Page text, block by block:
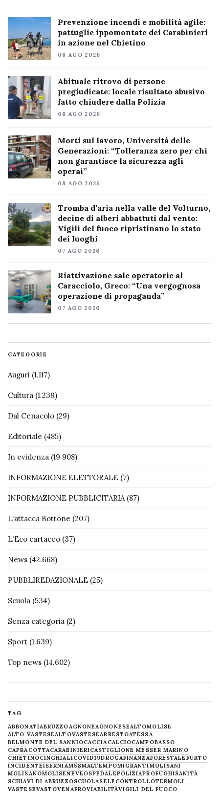
Prevenzione incendi e mobilità agile:
pattuglie ippomontate dei Carabinieri
in azione nel Chietino
08 AGO 2026
Abituale ritrovo di persone
pregiudicate: locale risultato abusivo
fatto chiudere dalla Polizia
08 AGO 2026
Morti sul lavoro, Università delle
Generazioni: “Tolleranza zero per chi
non garantisce la sicurezza agli
operai”
08 AGO 2026
Tromba d’aria nella valle del Volturno,
decine di alberi abbattuti dal vento:
Vigili del fuoco ripristinano lo stato
dei luoghi
07 AGO 2026
Riattivazione sale operatorie al
Caracciolo, Greco: “Una vergognosa
operazione di propaganda”
07 AGO 2026
CATEGORIE
Auguri (1.117)
Cultura (1.239)
Dal Cenacolo (29)
Editoriale (485)
In evidenza (19.908)
INFORMAZIONE ELETTORALE (7)
INFORMAZIONE PUBBLICITARIA(87)
L'attacca Bottone (207)
L'Eco cartaceo (37)
News (42.668)
PUBBLIREDAZIONALE (25)
Scuola (534)
Senza categoria (2)
Sport (1.639)
Top news (14.602)
TAG
ABBONATIABRUZZOAGNONEAGNONESEALTOMOLISE
ALTO VASTESEALTOVASTESEARRESTOATESSA
BELMONTE DEL SANNIOCACCIACALCIOCAMPOBASSO
CAPRACOTTACARABINIERICASTIGLIONE MESSER MARINO
CHIETINOCINGHIALICOVID19DROGAFINANZAFORESTALE FURTO
INCIDENTEISERNIAM5SMALTEMPOMIGRANTIMOLISANI
MOLISANOMOLISENEVE OSPEDALEPOLIZIAPROFUGHISANITÀ
SCHIAVI DI ABRUZZOSCUOLASELECONTROLLOTERMOLI
VASTESEVASTOVENAFROVIABILITÀVIGILI DEL FUOCO